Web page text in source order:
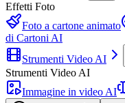
Effetti Foto
Foto a cartone animato
di Cartoni AI
Strumenti Video AI
Strumenti Video AI
Immagine in video AI